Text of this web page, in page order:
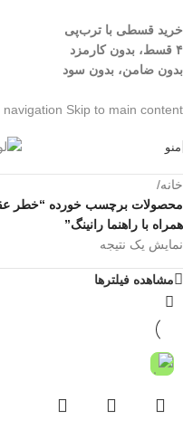
خرید قسطی با ترب‌پی
۴ قسط، بدون کارمزد
بدون ضامن، بدون سود
navigation Skip to main content
منو
خانه/
همراه با راهنما رانینگ”
نمایش یک نتیجه
مشاهده فیلترها